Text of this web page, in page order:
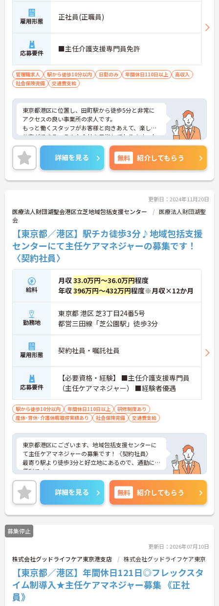
雇用形態 正社員(正職員)
応募要件 ■主任介護支援専門員免許
管理職求人 駅から徒歩10分以内 日勤のみ 年間休日110日以上
高収入
社会保険完備
交通費支給
東京都港区に位置し、田町駅から徒歩5分と非常に
アクセスの良い事業所の求人です。
もっと働くスタッフがお客様と向きあえて、楽しく
仕事ができる、そんな会社を目指しております。お
かげさまで、利用者様も増え、職員を募集すること
になりました。
シフト勤務も助け合いながら、回しております。
利用者様に喜んでいただける介護を一緒にやりまし
ょう！
詳細を見る 無料 紹介してもらう
更新日：2024年11月20日
医療法人財団湖聖会港区立芝地域包括支援センター
医療法人財団湖聖
会
【東京都／港区】駅チカ徒歩3分♪地域包括支援
センターにて主任ケアマネジャーの募集です！
〈契約社員〉
給料
月収33.0万円～36.0万円程度
年収396万円～432万円程度※月収×12か月
勤務地
東京都 港区 芝3丁目24番5号
都営三田線「芝公園駅」徒歩3分
雇用形態 契約社員・嘱託社員
応募要件
【必要資格・経験】 ■主任介護支援専門員
（主任ケアマネジャー） ■経験者優遇
駅から徒歩10分以内 年間休日110日以上
研修制度あり
産休･育休･介護休暇取得実績あり
社会保険完備 交通費支給
東京都港区にございます、地域包括支援センターに
て主任ケアマネジャーの募集です！〈契約社員〉
最寄り駅より徒歩3分と好立地にあるので、通勤に
便利です♪
日勤帯のみのお仕事ですので、ご家庭をお持ちの方
も働きやすい勤務時間でオススメです◎
ご興味のある方は、マイナビ介護職までお問い合わ
せください。
詳細を見る 無料 紹介してもらう
募集停止
更新日：2026年07月10日
株式会社グッドライフケア東京港支店 株式会社グッドライフケア東京
【東京都／港区】年間休日121日◎フレックスタ
イム制導入★主任ケアマネジャー募集 《正社
員》